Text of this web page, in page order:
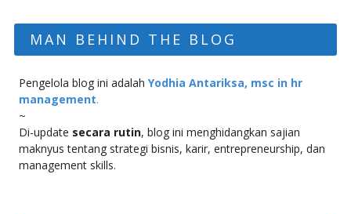
MAN BEHIND THE BLOG
Pengelola blog ini adalah Yodhia Antariksa, msc in hr
management.
~
Di-update secara rutin, blog ini menghidangkan sajian
maknyus tentang strategi bisnis, karir, entrepreneurship, dan
management skills.